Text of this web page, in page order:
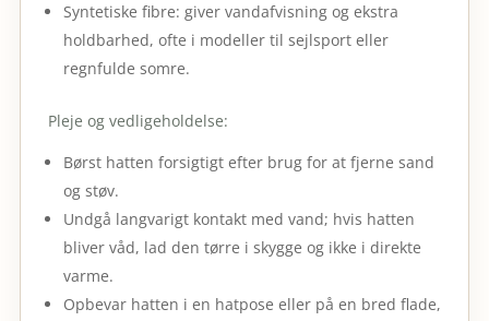
Syntetiske fibre: giver vandafvisning og ekstra
holdbarhed, ofte i modeller til sejlsport eller
regnfulde somre.
Pleje og vedligeholdelse:
Børst hatten forsigtigt efter brug for at fjerne sand
og støv.
Undgå langvarigt kontakt med vand; hvis hatten
bliver våd, lad den tørre i skygge og ikke i direkte
varme.
Opbevar hatten i en hatpose eller på en bred flade,